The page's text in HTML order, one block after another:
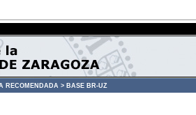
RECOMENDADA > BASE BR-UZ